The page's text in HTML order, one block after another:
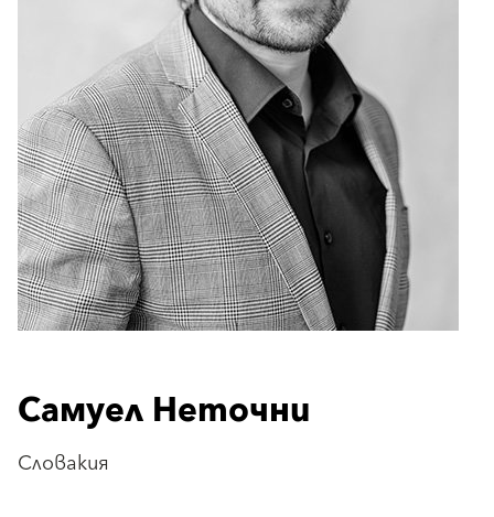
Самуел Неточни
Словакия